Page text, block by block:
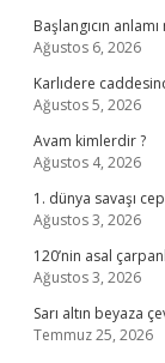
Başlangıcın anlamı
Ağustos 6, 2026
Karlıdere
Ağustos 5, 2026
Avam kimlerdir ?
Ağustos 4, 2026
1. dünya savaşı
Ağustos 3, 2026
120’nin asal
Ağustos 3, 2026
Sarı altın beyaza
Temmuz 25, 2026